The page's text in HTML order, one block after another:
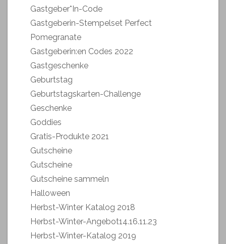
Gastgeber*In-Code
Gastgeberin-Stempelset Perfect
Pomegranate
Gastgeberin:en Codes 2022
Gastgeschenke
Geburtstag
Geburtstagskarten-Challenge
Geschenke
Goddies
Gratis-Produkte 2021
Gutscheine
Gutscheine
Gutscheine sammeln
Halloween
Herbst-Winter Katalog 2018
Herbst-Winter-Angebot14.16.11.23
Herbst-Winter-Katalog 2019